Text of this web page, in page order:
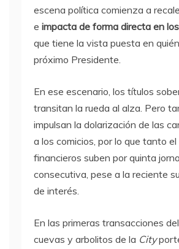
escena política comienza a
e impacta de forma directa en
que tiene la vista puesta en
próximo Presidente.
En ese escenario, los títulos
transitan la rueda al alza. Pero
impulsan la dolarización de las
a los comicios, por lo que tanto el
financieros suben por quinta
consecutiva, pese a la reciente
de interés.
En las primeras transacciones
cuevas y arbolitos de la City